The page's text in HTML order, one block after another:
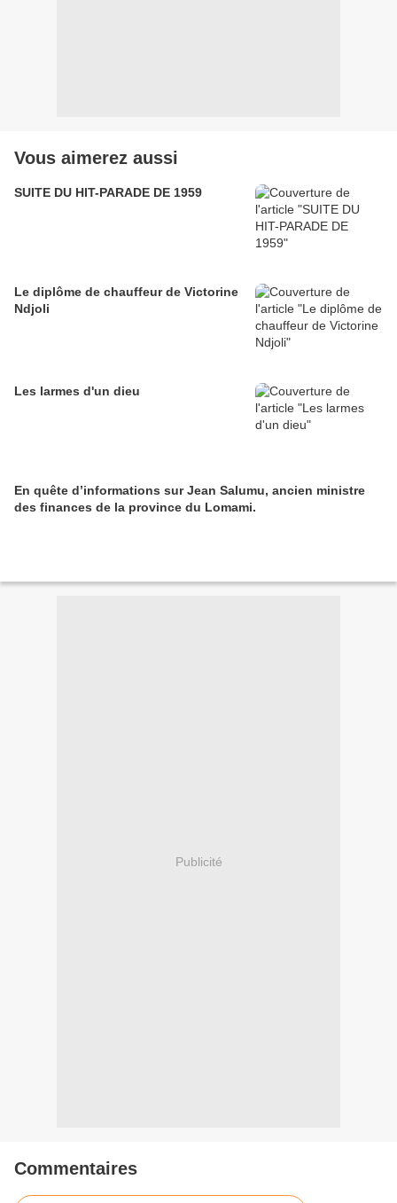
Vous aimerez aussi
SUITE DU HIT-PARADE DE 1959
Le diplôme de chauffeur de Victorine
Ndjoli
Les larmes d'un dieu
En quête d’informations sur Jean Salumu, ancien ministre
des finances de la province du Lomami.
Publicité
Commentaires